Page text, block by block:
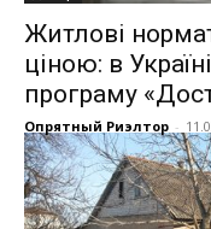
Житлові
ціною: в
програму
Опрятный Риэлтор -